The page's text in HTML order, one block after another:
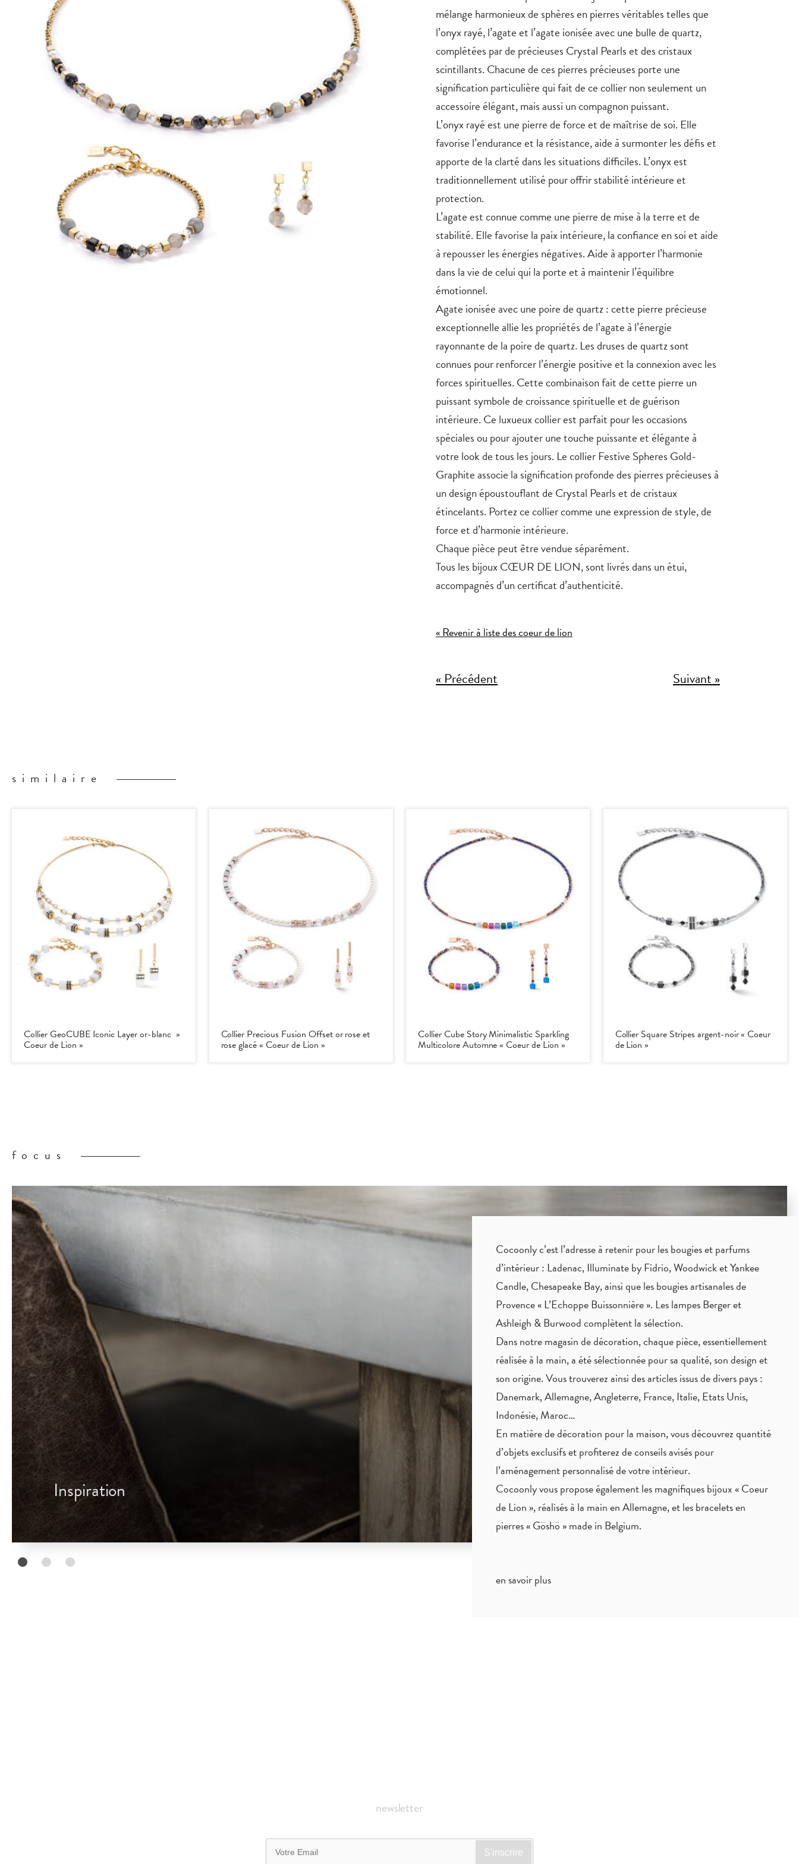
mélange harmonieux de sphères en pierres véritables telles que
l’onyx rayé, l’agate et l’agate ionisée avec une bulle de quartz,
complétées par de précieuses Crystal Pearls et des cristaux
scintillants. Chacune de ces pierres précieuses porte une
signification particulière qui fait de ce collier non seulement un
accessoire élégant, mais aussi un compagnon puissant.
L’onyx rayé est une pierre de force et de maîtrise de soi. Elle
favorise l’endurance et la résistance, aide à surmonter les défis et
apporte de la clarté dans les situations difficiles. L’onyx est
traditionnellement utilisé pour offrir stabilité intérieure et
protection.
L’agate est connue comme une pierre de mise à la terre et de
stabilité. Elle favorise la paix intérieure, la confiance en soi et aide
à repousser les énergies négatives. Aide à apporter l’harmonie
dans la vie de celui qui la porte et à maintenir l’équilibre
émotionnel.
Agate ionisée avec une poire de quartz : cette pierre précieuse
exceptionnelle allie les propriétés de l’agate à l’énergie
rayonnante de la poire de quartz. Les druses de quartz sont
connues pour renforcer l’énergie positive et la connexion avec les
forces spirituelles. Cette combinaison fait de cette pierre un
puissant symbole de croissance spirituelle et de guérison
intérieure. Ce luxueux collier est parfait pour les occasions
spéciales ou pour ajouter une touche puissante et élégante à
votre look de tous les jours. Le collier Festive Spheres Gold-
Graphite associe la signification profonde des pierres précieuses à
un design époustouflant de Crystal Pearls et de cristaux
étincelants. Portez ce collier comme une expression de style, de
force et d’harmonie intérieure.
Chaque pièce peut être vendue séparément.
Tous les bijoux CŒUR DE LION, sont livrés dans un étui,
accompagnés d’un certificat d’authenticité.
« Revenir à liste des coeur de lion
« Précédent Suivant »
similaire
Collier GeoCUBE Iconic Layer or-blanc »
Coeur de Lion »
Collier Precious Fusion Offset or rose et
rose glacé « Coeur de Lion »
Collier Cube Story Minimalistic Sparkling
Multicolore Automne « Coeur de Lion »
Collier Square Stripes argent-noir « Coeur
de Lion »
focus
Inspiration
Cocoonly c’est l’adresse à retenir pour les bougies et parfums
d’intérieur : Ladenac, Illuminate by Fidrio, Woodwick et Yankee
Candle, Chesapeake Bay, ainsi que les bougies artisanales de
Provence « L’Echoppe Buissonnière ». Les lampes Berger et
Ashleigh & Burwood complètent la sélection.
Dans notre magasin de décoration, chaque pièce,essentiellement
réalisée à la main, a été sélectionnée pour sa qualité, son design et
son origine. Vous trouverez ainsi des articles issus de divers pays :
Danemark, Allemagne, Angleterre, France, Italie, Etats Unis,
Indonésie, Maroc…
En matière de décoration pour la maison, vous découvrez quantité
d’objets exclusifset profiterez deconseils aviséspour
l’aménagement personnalisé de votre intérieur.
Cocoonly vous propose également les magnifiques bijoux « Coeur
de Lion », réalisés à la main en Allemagne, et les bracelets en
pierres « Göshö » made in Belgium.
en savoir plus
newsletter